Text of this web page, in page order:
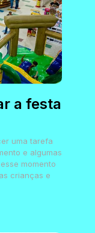
a festa
uma tarefa
e algumas
momento
crianças e